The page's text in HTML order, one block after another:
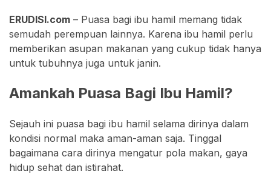
ERUDISI.com – Puasa bagi ibu hamil memang tidak
semudah perempuan lainnya. Karena ibu hamil perlu
memberikan asupan makanan yang cukup tidak hanya
untuk tubuhnya juga untuk janin.
Amankah Puasa Bagi Ibu Hamil?
Sejauh ini puasa bagi ibu hamil selama dirinya dalam
kondisi normal maka aman-aman saja. Tinggal
bagaimana cara dirinya mengatur pola makan, gaya
hidup sehat dan istirahat.